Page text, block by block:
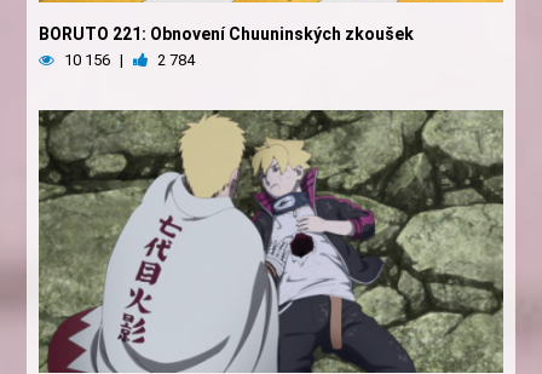
BORUTO 221: Obnovení Chuuninských zkoušek
10 156 | 2 784